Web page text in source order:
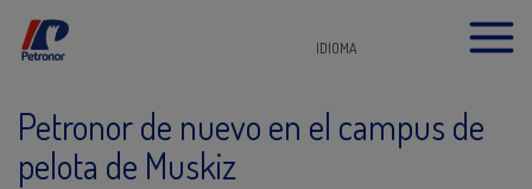
IDIOMA
Petronor de nuevo en el campus de
pelota de Muskiz